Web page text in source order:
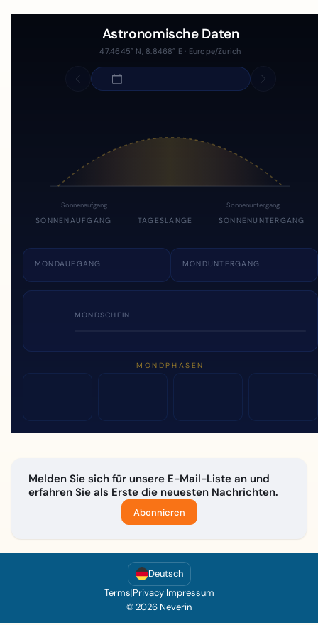
Astronomische Daten
47.4645° N, 8.8468° E · Europe/Zurich
Sonnenaufgang Sonnenuntergang
SONNENAUFGANG TAGESLÄNGE SONNENUNTERGANG
MONDAUFGANG MONDUNTERGANG
MONDSCHEIN
MONDPHASEN
Melden Sie sich für unsere E-Mail-Liste an und
erfahren Sie als Erste die neuesten Nachrichten.
Abonnieren
Deutsch
Terms|Privacy|Impressum
© 2026 Neverin